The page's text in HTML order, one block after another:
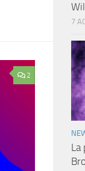
2
7
La